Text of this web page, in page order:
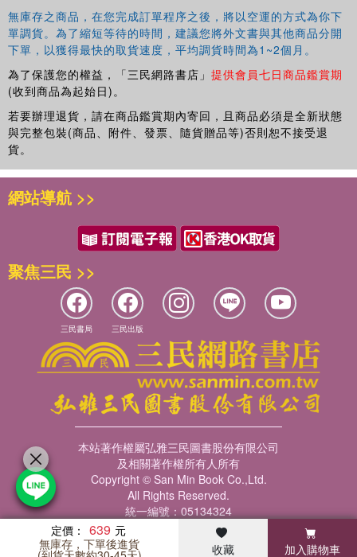
無庫存之商品，在您完成訂單程序之後，將以空運的方式為你下
單調貨。為了縮短等待的時間，建議您將外文書與其他商品分開
下單，以獲得最快的取貨速度，平均調貨時間為1~2個月。
為了保護您的權益，「三民網路書店」 提供會員七日商品鑑賞期
(收到商品為起始日)。
若要辦理退貨，請在商品鑑賞期內寄回，且商品必須是全新狀態
與完整包裝(商品、附件、發票、隨貨贈品等)否則恕不接受退
貨。
定價： 639
無庫存，下單後進貨 收藏 加入購物車
暢銷榜 客服中心 瀏覽紀錄 會員專區
網站導航 >>
聚焦三民 >>
三民書局 三民出版
本站著作權屬弘雅三民圖書股份有限公司
及相關著作權所有人所有
Copyright © San Min Book Co.,Ltd.
All Rights Reserved.
統一編號：05134324